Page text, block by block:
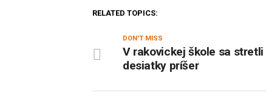
RELATED TOPICS:
DON'T MISS
V rakovickej škole sa stretli
desiatky príšer